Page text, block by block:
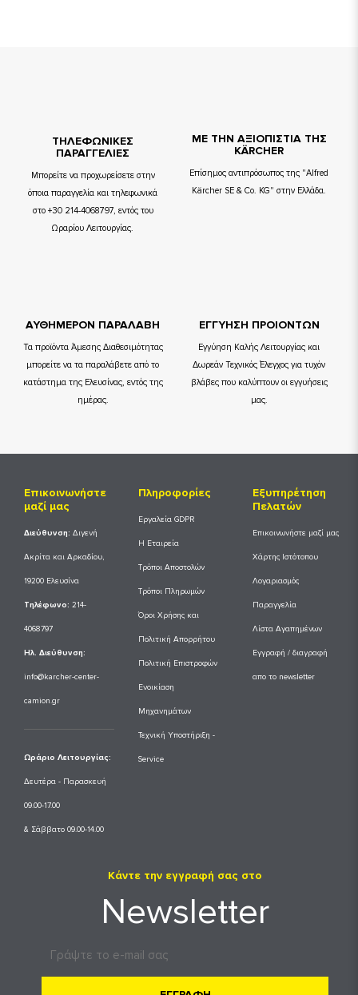
TΗΛΕΦΩΝΙΚΕΣ
ΠΑΡΑΓΓΕΛΙΕΣ
Μπορείτε να προχωρείσετε στην
όποια παραγγελία και τηλεφωνικά
στο +30 214-4068797, εντός του
Ωραρίου Λειτουργίας.
ΜΕ ΤΗΝ ΑΞΙΟΠΙΣΤΙΑ ΤΗΣ
KÄRCHER
Επίσημος αντιπρόσωπος της "Alfred
Kärcher SE & Co. KG" στην Ελλάδα.
ΑΥΘΗΜΕΡΟΝ ΠΑΡΑΛΑΒΗ
Τα προϊόντα Άμεσης Διαθεσιμότητας
μπορείτε να τα παραλάβετε από το
κατάστημα της Ελευσίνας, εντός της
ημέρας.
ΕΓΓΥΗΣΗ ΠΡΟΙΟΝΤΩΝ
Εγγύηση Καλής Λειτουργίας και
Δωρεάν Τεχνικός Έλεγχος για τυχόν
βλάβες που καλύπτουν οι εγγυήσεις
μας.
Επικοινωνήστε
μαζί μας
Διεύθυνση: Διγενή
Ακρίτα και Αρκαδίου,
19200 Ελευσίνα
Tηλέφωνο: 214-
4068797
Ηλ. Διεύθυνση:
info@karcher-center-
camion.gr
Ωράριο Λειτουργίας:
Δευτέρα - Παρασκευή
09.00-17.00
& Σάββατο 09.00-14.00
Πληροφορίες
Εργαλεία GDPR
Η Εταιρεία
Τρόποι Αποστολών
Τρόποι Πληρωμών
Όροι Χρήσης και
Πολιτική Απορρήτου
Πολιτική Επιστροφών
Ενοικίαση
Μηχανημάτων
Τεχνική Υποστήριξη -
Service
Εξυπηρέτηση
Πελατών
Επικοινωνήστε μαζί μας
Χάρτης Ιστότοπου
Λογαριασμός
Παραγγελία
Λίστα Αγαπημένων
Εγγραφή / διαγραφή
απο το newsletter
Κάντε την εγγραφή σας στο
Newsletter